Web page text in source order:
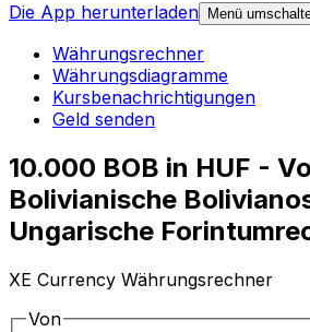
Die App herunterladen
Menü
Währungsrechner
Währungsdiagramme
Kursbenachrichtigungen
Geld senden
10.000 BOB in HUF -
Bolivianische
Ungarische
XE Currency Währungsrechner
Von